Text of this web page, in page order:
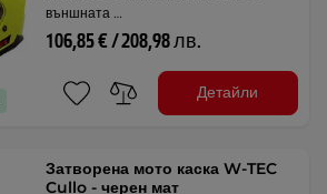
външната …
106,85 € / 208,98 лв.
Детайли
Затворена мото каска W-TEC
Cullo - черен мат